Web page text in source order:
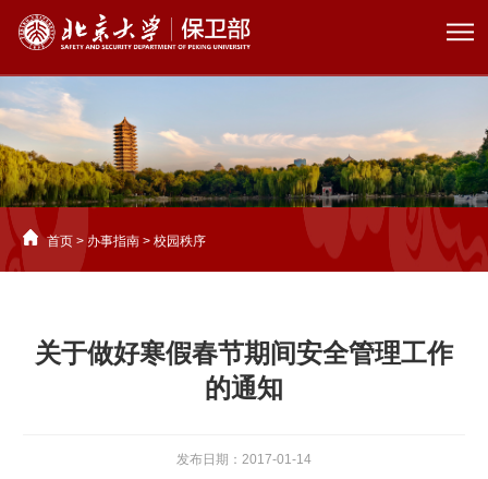
首页 > 办事指南 >校园秩序
关于做好寒假春节期间安全管理工作
的通知
发布日期：2017-01-14